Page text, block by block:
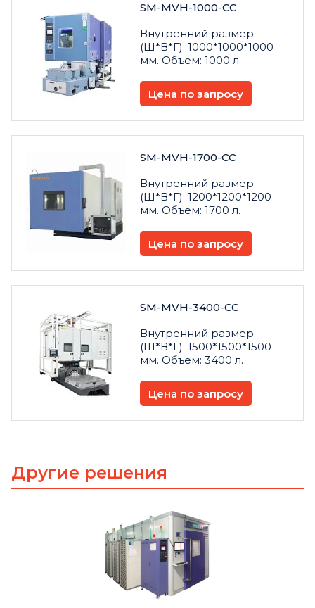
SM-MVH-1000-CC
Внутренний размер
(Ш*В*Г): 1000*1000*1000
мм. Объем: 1000 л.
Цена по запросу
SM-MVH-1700-CC
Внутренний размер
(Ш*В*Г): 1200*1200*1200
мм. Объем: 1700 л.
Цена по запросу
SM-MVH-3400-CC
Внутренний размер
(Ш*В*Г): 1500*1500*1500
мм. Объем: 3400 л.
Цена по запросу
Другие решения